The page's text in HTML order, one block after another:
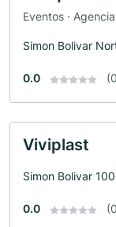
Eventos ·
Simon Bolivar
0.0
Viviplast
Simon Bolivar
0.0